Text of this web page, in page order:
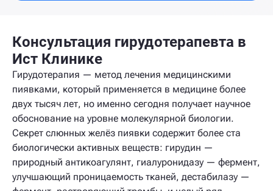
Консультация гирудотерапевта в
Ист Клинике
Гирудотерапия — метод лечения медицинскими
пиявками, который применяется в медицине более
двух тысяч лет, но именно сегодня получает научное
обоснование на уровне молекулярной биологии.
Секрет слюнных желёз пиявки содержит более ста
биологически активных веществ: гирудин —
природный антикоагулянт, гиалуронидазу — фермент,
улучшающий проницаемость тканей, дестабилазу —